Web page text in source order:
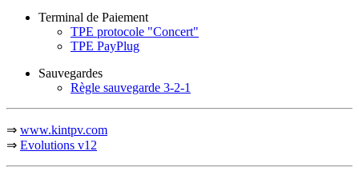
Terminal de Paiement
TPE protocole "Concert"
TPE PayPlug
Sauvegardes
Règle sauvegarde 3-2-1
⇒ www.kintpv.com
⇒ Evolutions v12